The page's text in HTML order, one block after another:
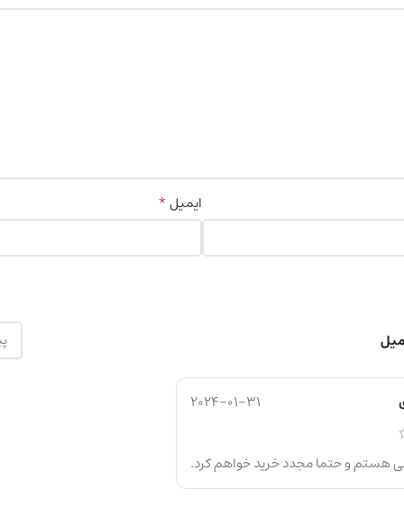
2024-01-31
هستم و حتما مجدد خرید خواهم کرد.
ایمیل*